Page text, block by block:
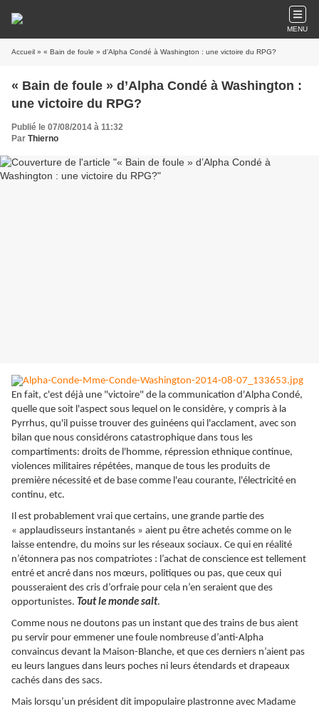
MENU
Accueil » « Bain de foule » d’Alpha Condé à Washington : une victoire du RPG?
« Bain de foule » d’Alpha Condé à Washington :
une victoire du RPG?
Publié le 07/08/2014 à 11:32
Par Thierno
En fait, c'est déjà une "victoire" de la communication d'Alpha Condé,
quelle que soit l'aspect sous lequel on le considère, y compris à la
Pyrrhus, qu'il puisse trouver des guinéens qui l'acclament, avec son
bilan que nous considérons catastrophique dans tous les
compartiments: droits de l'homme, répression ethnique continue,
violences militaires répétées, manque de tous les produits de
première nécessité et de base comme l'eau courante, l'électricité en
continu, etc.
Il est probablement vrai que certains, une grande partie des
« applaudisseurs instantanés » aient pu être achetés comme on le
laisse entendre, du moins sur les réseaux sociaux. Ce qui en réalité
n’étonnera pas nos compatriotes : l’achat de conscience est tellement
entré et ancré dans nos mœurs, politiques ou pas, que ceux qui
pousseraient des cris d’orfraie pour cela n’en seraient que des
opportunistes. Tout le monde sait.
Comme nous ne doutons pas un instant que des trains de bus aient
pu servir pour emmener une foule nombreuse d’anti-Alpha
convaincus devant la Maison-Blanche, et que ces derniers n’aient pas
eu leurs langues dans leurs poches ni leurs étendards et drapeaux
cachés dans des sacs.
Mais lorsqu’un président dit impopulaire plastronne avec Madame